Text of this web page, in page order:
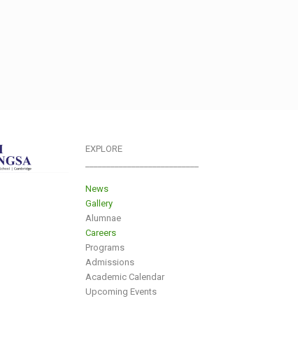
EXPLORE
News
Gallery
Alumnae
Careers
Programs
Admissions
Academic Calendar
Upcoming Events